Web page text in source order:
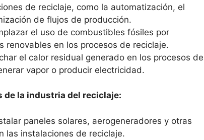
de reciclaje, como la automatización, el
de flujos de producción.
el uso de combustibles fósiles por
renovables en los procesos de reciclaje.
el calor residual generado en los procesos de
vapor o producir electricidad.
de la industria del reciclaje:
paneles solares, aerogeneradores y otras
las instalaciones de reciclaje.